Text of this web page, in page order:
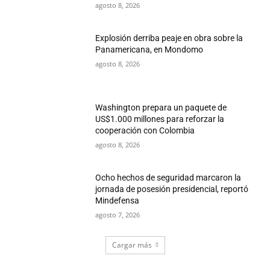
agosto 8, 2026
Explosión derriba peaje en obra sobre la
Panamericana, en Mondomo
agosto 8, 2026
Washington prepara un paquete de
US$1.000 millones para reforzar la
cooperación con Colombia
agosto 8, 2026
Ocho hechos de seguridad marcaron la
jornada de posesión presidencial, reportó
Mindefensa
agosto 7, 2026
Cargar más